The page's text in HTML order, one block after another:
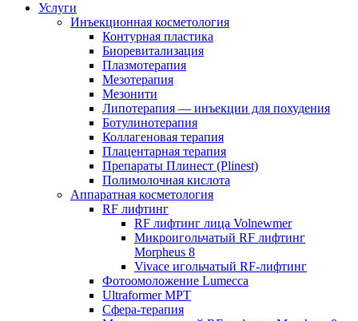
Услуги
Инъекционная косметология
Контурная пластика
Биоревитализация
Плазмотерапия
Мезотерапия
Мезонити
Липотерапия — инъекции для похудения
Ботулинотерапия
Коллагеновая терапия
Плацентарная терапия
Препараты Плинест (Plinest)
Полимолочная кислота
Аппаратная косметология
RF лифтинг
RF лифтинг лица Volnewmer
Микроигольчатый RF лифтинг
Morpheus 8
Vivace игольчатый RF-лифтинг
Фотоомоложение Lumecca
Ultraformer MPT
Сфера-терапия